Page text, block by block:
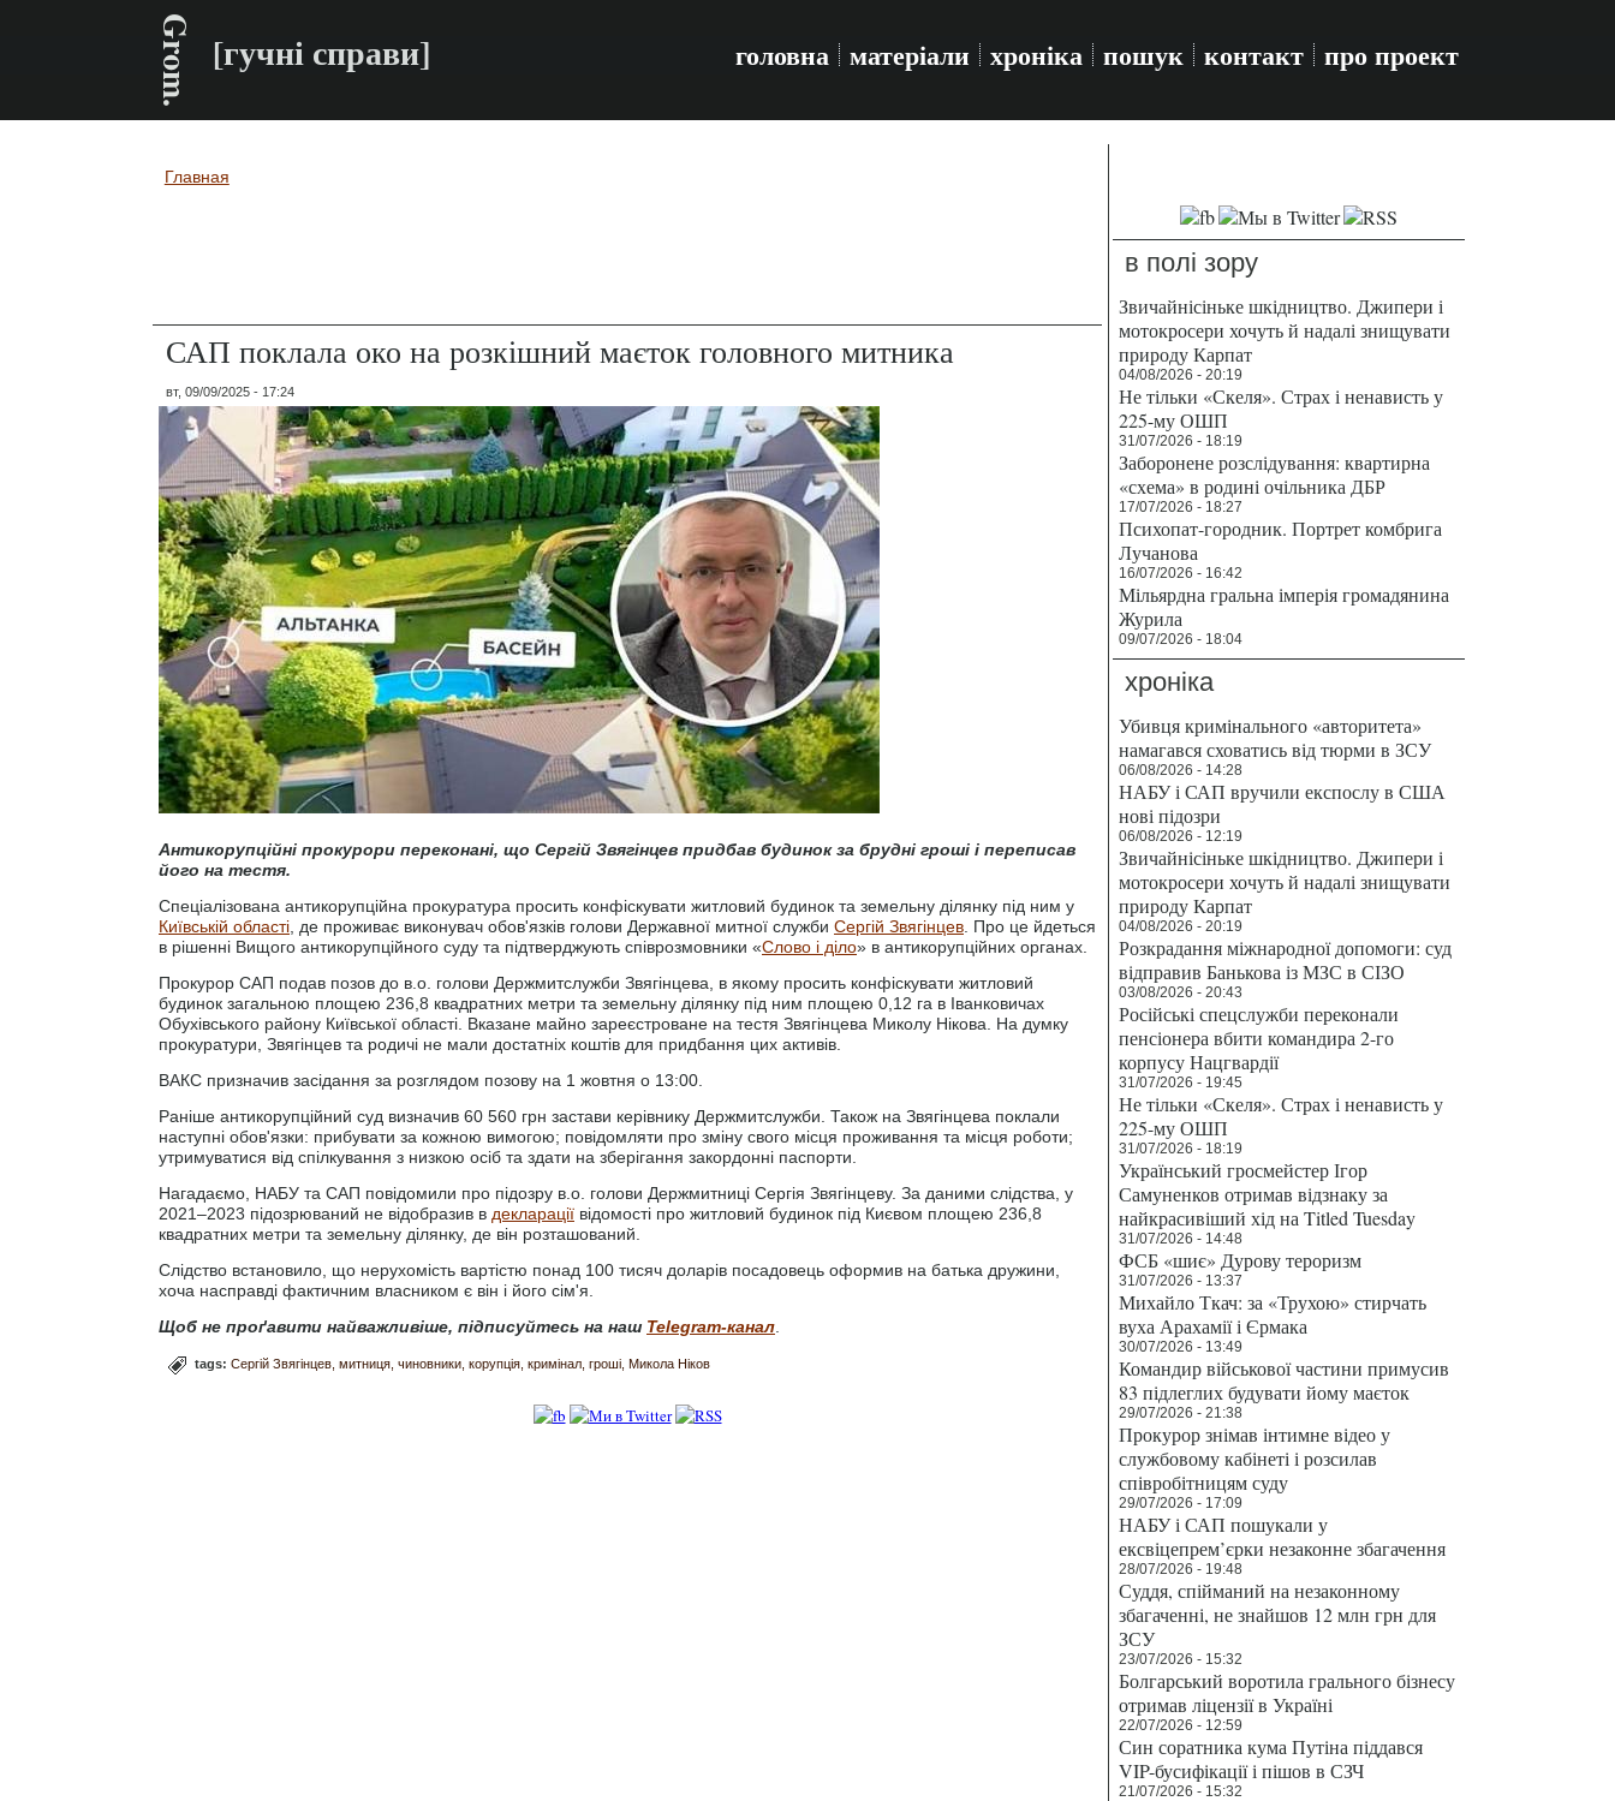
Grom. [гучні справи] головна матеріали хроніка пошук контакт про проект
Вы здесь
Главная
САП поклала око на розкішний маєток головного митника
вт, 09/09/2025 - 17:24
Антикорупційні прокурори переконані, що Сергій Звягінцев придбав будинок за брудні гроші і переписав
його на тестя.
Спеціалізована антикорупційна прокуратура просить конфіскувати житловий будинок та земельну ділянку під ним у
Київській області , де проживає виконувач обов'язків голови Державної митної служби Сергій Звягінцев . Про це йдеться
в рішенні Вищого антикорупційного суду та підтверджують співрозмовники «Слово і діло» в антикорупційних органах.
Прокурор САП подав позов до в.о. голови Держмитслужби Звягінцева, в якому просить конфіскувати житловий
будинок загальною площею 236,8 квадратних метри та земельну ділянку під ним площею 0,12 га в Іванковичах
Обухівського району Київської області. Вказане майно зареєстроване на тестя Звягінцева Миколу Нікова. На думку
прокуратури, Звягінцев та родичі не мали достатніх коштів для придбання цих активів.
ВАКС призначив засідання за розглядом позову на 1 жовтня о 13:00.
Раніше антикорупційний суд визначив 60 560 грн застави керівнику Держмитслужби. Також на Звягінцева поклали
наступні обов'язки: прибувати за кожною вимогою; повідомляти про зміну свого місця проживання та місця роботи;
утримуватися від спілкування з низкою осіб та здати на зберігання закордонні паспорти.
Нагадаємо, НАБУ та САП повідомили про підозру в.о. голови Держмитниці Сергія Звягінцеву. За даними слідства, у
2021–2023 підозрюваний не відобразив в декларації відомості про житловий будинок під Києвом площею 236,8
квадратних метри та земельну ділянку, де він розташований.
Слідство встановило, що нерухомість вартістю понад 100 тисяч доларів посадовець оформив на батька дружини,
хоча насправді фактичним власником є він і його сім'я.
Щоб не проґавити найважливіше, підписуйтесь на наш Telegram-канал
tags: Сергій Звягінцев митниця чиновники корупція кримінал гроші Микола Ніков
в полі зору
Звичайнісіньке шкідництво. Джипери і
мотокросери хочуть й надалі знищувати
природу Карпат
04/08/2026 - 20:19
Не тільки «Скеля». Страх і ненависть у
225-му ОШП
31/07/2026 - 18:19
Заборонене розслідування: квартирна
«схема» в родині очільника ДБР
17/07/2026 - 18:27
Психопат-городник. Портрет комбрига
Лучанова
16/07/2026 - 16:42
Мільярдна гральна імперія громадянина
Журила
09/07/2026 - 18:04
хроніка
Убивця кримінального «авторитета»
намагався сховатись від тюрми в ЗСУ
06/08/2026 - 14:28
НАБУ і САП вручили експослу в США
нові підозри
06/08/2026 - 12:19
Звичайнісіньке шкідництво. Джипери і
мотокросери хочуть й надалі знищувати
природу Карпат
04/08/2026 - 20:19
Розкрадання міжнародної допомоги: суд
відправив Банькова із МЗС в СІЗО
03/08/2026 - 20:43
Російські спецслужби переконали
пенсіонера вбити командира 2-го
корпусу Нацгвардії
31/07/2026 - 19:45
Не тільки «Скеля». Страх і ненависть у
225-му ОШП
31/07/2026 - 18:19
Український гросмейстер Ігор
Самуненков отримав відзнаку за
найкрасивіший хід на Titled Tuesday
31/07/2026 - 14:48
ФСБ «шиє» Дурову тероризм
31/07/2026 - 13:37
Михайло Ткач: за «Трухою» стирчать
вуха Арахамії і Єрмака
30/07/2026 - 13:49
Командир військової частини примусив
83 підлеглих будувати йому маєток
29/07/2026 - 21:38
Прокурор знімав інтимне відео у
службовому кабінеті і розсилав
співробітницям суду
29/07/2026 - 17:09
НАБУ і САП пошукали у
ексвіцепрем’єрки незаконне збагачення
28/07/2026 - 19:48
Суддя, спійманий на незаконному
збагаченні, не знайшов 12 млн грн для
ЗСУ
23/07/2026 - 15:32
Болгарський воротила грального бізнесу
отримав ліцензії в Україні
22/07/2026 - 12:59
Син соратника кума Путіна піддався
VIP-бусифікації і пішов в СЗЧ
21/07/2026 - 15:32